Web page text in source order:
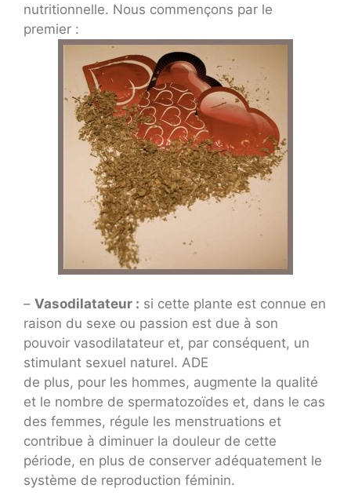
nutritionnelle. Nous commençons par le
premier :
– Vasodilatateur : si cette plante est connue en
raison du sexe ou passion est due à son
pouvoir vasodilatateur et, par conséquent, un
stimulant sexuel naturel. ADE
de plus, pour les hommes, augmente la qualité
et le nombre de spermatozoïdes et, dans le cas
des femmes, régule les menstruations et
contribue à diminuer la douleur de cette
période, en plus de conserver adéquatement le
système de reproduction féminin.